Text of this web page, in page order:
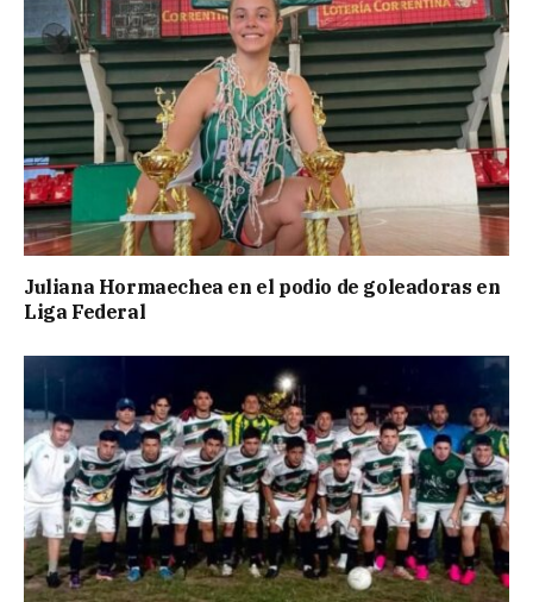
Juliana Hormaechea en el podio de goleadoras en
Liga Federal